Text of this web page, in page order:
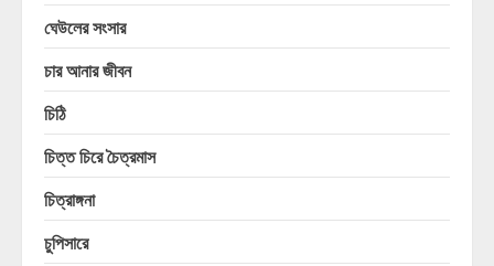
ঘেউলের সংসার
চার আনার জীবন
চিঠি
চিত্ত চিরে চৈত্রমাস
চিত্রাঙ্গনা
চুপিসারে